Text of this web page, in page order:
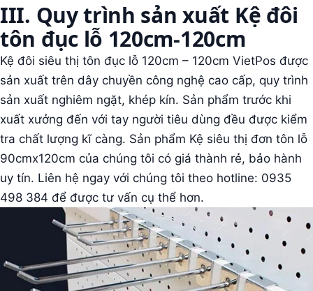
III. Quy trình sản xuất Kệ đôi
tôn đục lỗ 120cm-120cm
Kệ đôi siêu thị tôn đục lỗ 120cm – 120cm VietPos được
sản xuất trên dây chuyền công nghệ cao cấp, quy trình
sản xuất nghiêm ngặt, khép kín. Sản phẩm trước khi
xuất xưởng đến với tay người tiêu dùng đều được kiểm
tra chất lượng kĩ càng. Sản phẩm Kệ siêu thị đơn tôn lỗ
90cmx120cm của chúng tôi có giá thành rẻ, bảo hành
uy tín. Liên hệ ngay với chúng tôi theo hotline: 0935
498 384 để được tư vấn cụ thể hơn.